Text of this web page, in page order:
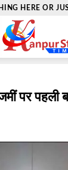
HERE OR
पर पहली